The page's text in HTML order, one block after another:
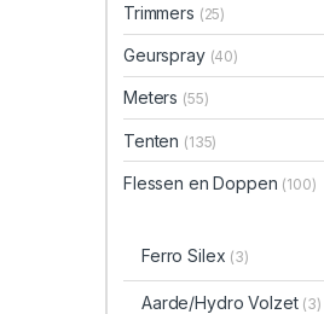
Trimmers (25)
Geurspray (40)
Meters (55)
Tenten (135)
Flessen en Doppen (100)
Ferro Silex (3)
Aarde/Hydro Volzet (3)